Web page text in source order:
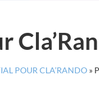
POUR CLA’RANDO »